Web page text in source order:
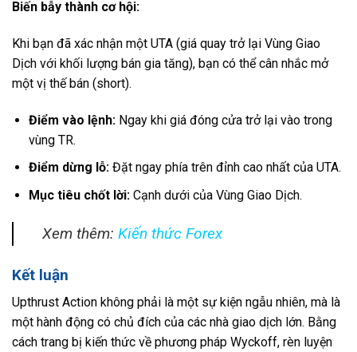
Biến bẫy thành cơ hội:
Khi bạn đã xác nhận một UTA (giá quay trở lại Vùng Giao
Dịch với khối lượng bán gia tăng), bạn có thể cân nhắc mở
một vị thế bán (short).
Điểm vào lệnh:Ngay khi giá đóng cửa trở lại vào trong
vùng TR.
Điểm dừng lỗ:Đặt ngay phía trên đỉnh cao nhất của UTA.
Mục tiêu chốt lời:Cạnh dưới của Vùng Giao Dịch.
Xem thêm: Kiến thức Forex
Kết luận
Upthrust Action không phải là một sự kiện ngẫu nhiên, mà là
một hành động có chủ đích của các nhà giao dịch lớn. Bằng
cách trang bị kiến thức về phương pháp Wyckoff, rèn luyện